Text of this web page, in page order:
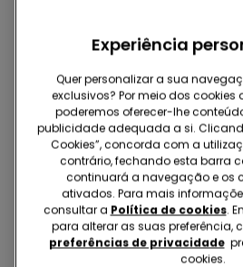
Boxers de algodão
contrastantes
Boxers
8,99 €
Pode também interessar-lhe
Experiência
Quer personalizar a sua
exclusivos? Por meio dos cookies
poderemos oferecer-lhe
publicidade adequada a si.
Cookies”, concorda com a
contrário, fechando esta barra
continuará a navegação e os
ativados. Para mais
consultar a Política de cookies.
para alterar as suas preferência,
preferências de privacidade
cookies.